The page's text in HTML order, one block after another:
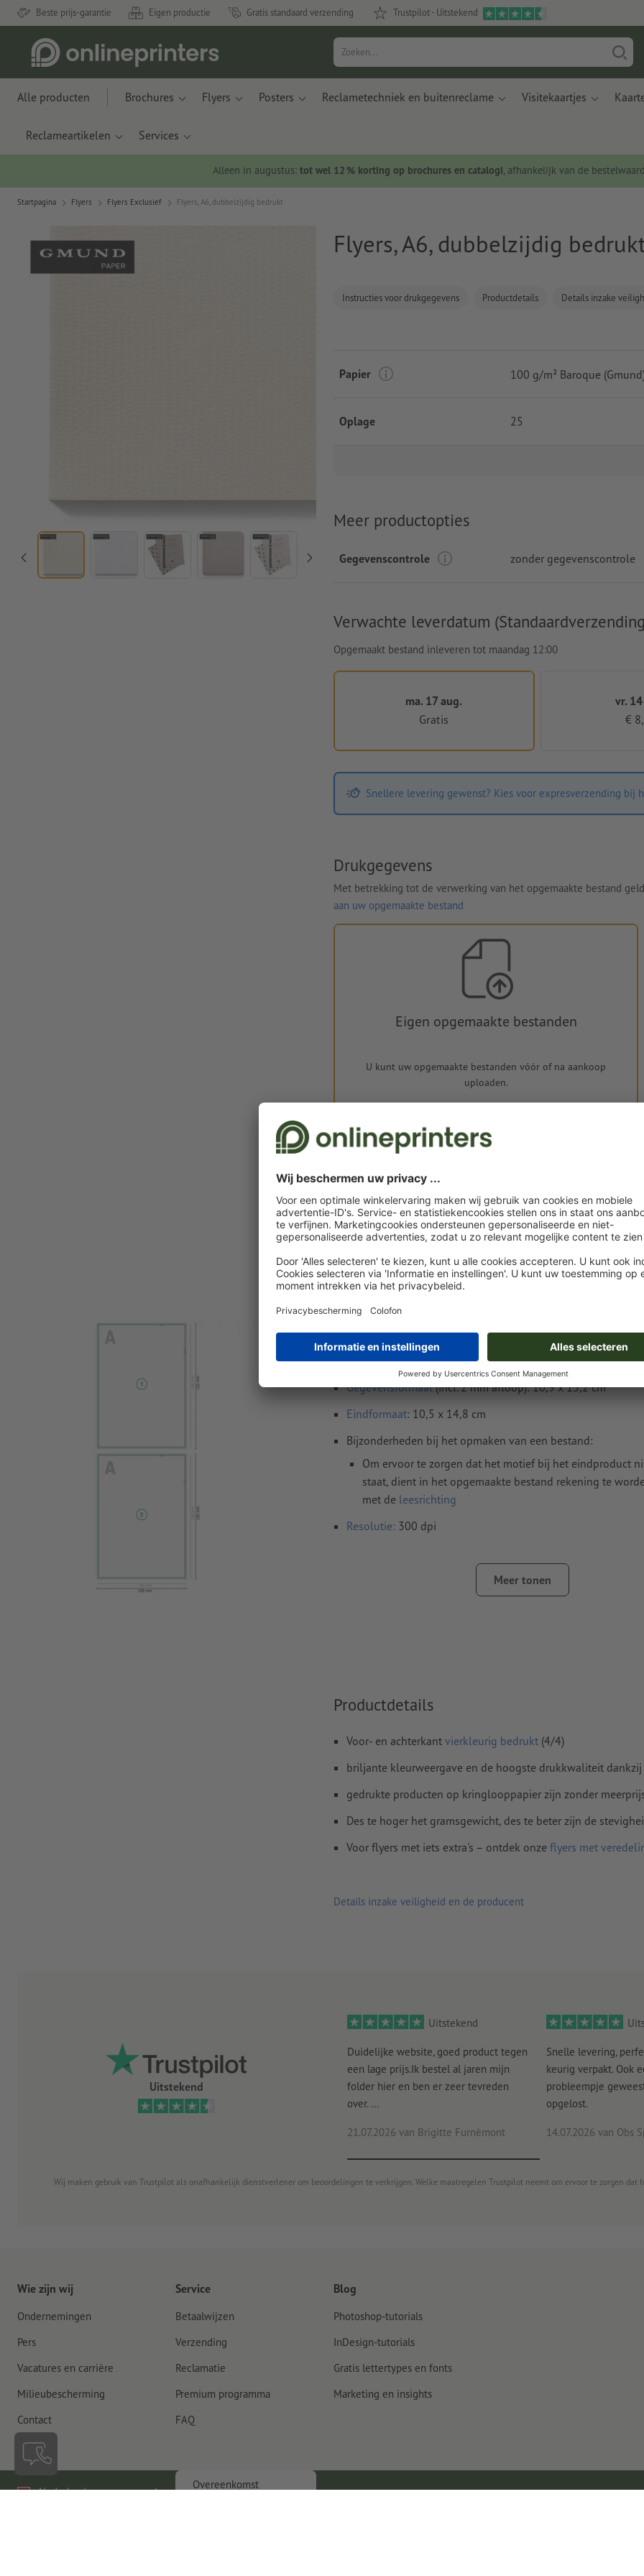
Beste prijs-garantie Eigen productie Gratis standaard verzending Trustpilot - Uitstekend
Alle producten Brochures Flyers Posters Reclametechniek en buitenreclame Visitekaartjes
Reclameartikelen Services
Alleen in augustus: tot wel 12 % korting op brochures en catalogi, afhankelijk van de
Startpagina Flyers Flyers Exclusief Flyers, A6, dubbelzijdig bedrukt
Flyers, A6, dubbelzijdig
Instructies voor drukgegevens Productdetails Details inzake
Papier 100 g/m² Baroque
Oplage 25
Meer productopties
Gegevenscontrole zonder gegevenscontrole
Verwachte leverdatum
Opgemaakt bestand inleveren tot maandag 12:00
ma. 17 aug.
Gratis
vr.
€
Snellere levering gewenst? Kies voor expresverzending bij
Drukgegevens
Met betrekking tot de verwerking van het opgemaakte bestand
aan uw opgemaakte bestand
Eigen opgemaakte bestanden
U kunt uw opgemaakte bestanden vóór of na aankoop
uploaden.
Nu uploaden
excl. btw
€ 32,13 €
Levering circa:
ma. 17 aug.
Instructies voor drukgegevens Flyers, A6,
bedrukt
Gegevensformaat(incl. 2 mm afloop): 10,9 x 15,2 cm
Eindformaat: 10,5 x 14,8 cm
Bijzonderheden bij het opmaken van een bestand:
Om ervoor te zorgen dat het motief bij het eindproduct
staat, dient in het opgemaakte bestand rekening te
met de leesrichting
Resolutie: 300 dpi
4 mm afstand ten opzichte van het eindformaat
moeten volledig worden ingesloten of omgezet
Inhoud vanformulierveldenworden mee afgedrukt
Hoe maak ik afdrukgegevens correct?
Meer tonen
Productdetails
Voor- en achterkant vierkleurig bedrukt (4/4)
briljante kleurweergave en de hoogste drukkwaliteit dankzij
gedrukte producten op kringlooppapier zijn zonder
Des te hoger het gramsgewicht, des te beter zijn de
Voor flyers met iets extra's – ontdek onze flyers met
Details inzake veiligheid en de producent
Uitstekend
Uitstekend
Duidelijke website, goed product tegen
een lage prijs.Ik bestel al jaren mijn
folder hier en ben er zeer tevreden
over. ...
21.07.2026 van Brigitte Furnèmont
Snelle levering,
keurig verpakt. Ook
probleempje
opgelost.
14.07.2026 van Obs
Wij maken gebruik van Trustpilot als onafhankelijk dienstverlener om beoordelingen te verkrijgen. Welke maatregelen Trustpilot neemt om ervoor te zorgen dat
Wie zijn wij
Ondernemingen
Pers
Vacatures en carrière
Milieubescherming
Contact
Service
Betaalwijzen
Verzending
Reclamatie
Premium programma
FAQ
Blog
Photoshop-tutorials
InDesign-tutorials
Gratis lettertypes en fonts
Marketing en insights
Nederland
Overeenkomst